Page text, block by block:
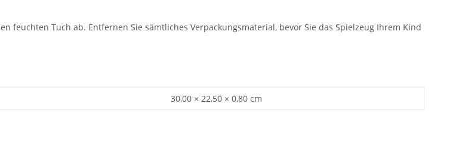
feuchten Tuch ab. Entfernen Sie sämtliches Verpackungsmaterial, bevor Sie das Spielzeug Ihrem Kind
30,00 × 22,50 × 0,80 cm